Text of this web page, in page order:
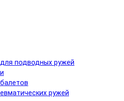
подводных ружей
ружей